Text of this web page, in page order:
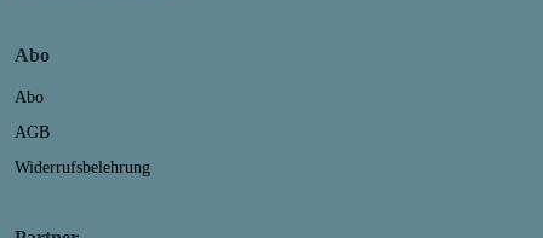
Abo
Abo
AGB
Widerrufsbelehrung